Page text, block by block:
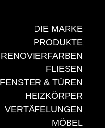
DIE MARKE
PRODUKTE
RENOVIERFARBEN
FLIESEN
FENSTER & TÜREN
HEIZKÖRPER
VERTÄFELUNGEN
MÖBEL